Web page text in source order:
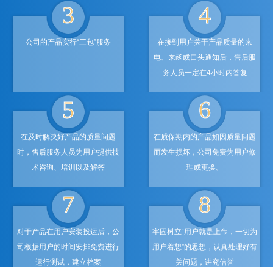
3
公司的产品实行“三包”服务
4
在接到用户关于产品质量的来
电、来函或口头通知后，售后服
务人员一定在4小时内答复
5
在及时解决好产品的质量问题
时，售后服务人员为用户提供技
术咨询、培训以及解答
6
在质保期内的产品如因质量问题
而发生损坏，公司免费为用户修
理或更换。
7
对于产品在用户安装投运后，公
司根据用户的时间安排免费进行
运行测试，建立档案
8
牢固树立“用户就是上帝，一切为
用户着想”的思想，认真处理好有
关问题，讲究信誉